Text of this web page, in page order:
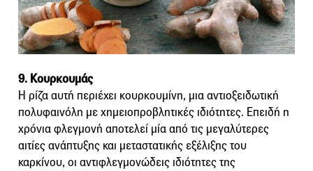
9. Κουρκουμάς
Η ρίζα αυτή περιέχει κουρκουμίνη, μια αντιοξειδωτική
πολυφαινόλη με χημειοπροβλητικές ιδιότητες. Επειδή η
χρόνια φλεγμονή αποτελεί μία από τις μεγαλύτερες
αιτίες ανάπτυξης και μεταστατικής εξέλιξης του
καρκίνου, οι αντιφλεγμονώδεις ιδιότητες της